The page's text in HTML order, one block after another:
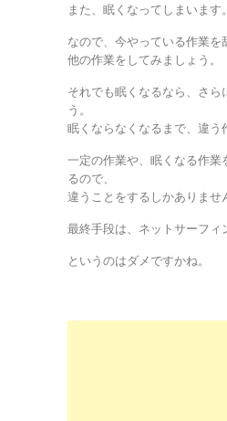
また、眠くなってしまいます。
なので、今やっている作業を
他の作業をしてみましょう。
それでも眠くなるなら、さら
う。
眠くならなくなるまで、違う
一定の作業や、眠くなる作業
るので、
違うことをするしかありませ
最終手段は、ネットサーフィ
というのはダメですかね。